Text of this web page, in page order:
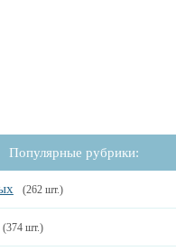
Популярные рубрики:
(262 шт.)
(374 шт.)